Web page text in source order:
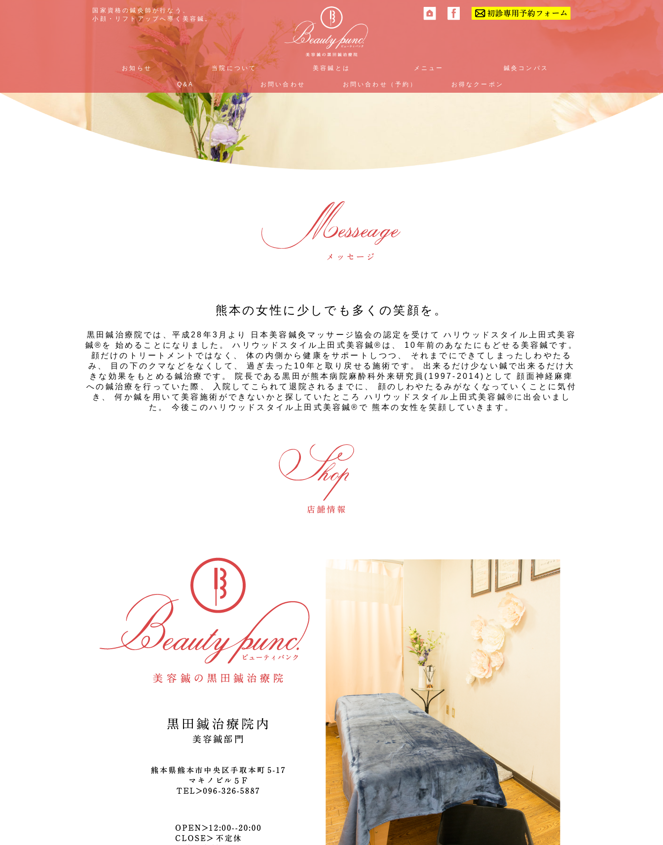
国家資格の鍼灸師が行なう、
小顔・リフトアップへ導く美容鍼。
お知らせ 当院について 美容鍼とは メニュー 鍼灸コンパス
Q&A お問い合わせ お問い合わせ（予約） お得なクーポン
国家資格の鍼灸師が行なう、
小顔・リフトアップへ導く美容鍼。
お知らせ 当院について 美容鍼とは メニュー 鍼灸コンパス
Q&A お問い合わせ お問い合わせ（予約） お得なクーポン
熊本の女性に少しでも多くの笑顔を。
黒田鍼治療院では、平成28年3月より 日本美容鍼灸マッサージ協会の認定を受けて ハリウッドスタイル上田式美容
鍼®を 始めることになりました。 ハリウッドスタイル上田式美容鍼®は、 10年前のあなたにもどせる美容鍼です。
顔だけのトリートメントではなく、 体の内側から健康をサポートしつつ、 それまでにできてしまったしわやたる
み、 目の下のクマなどをなくして、 過ぎ去った10年と取り戻せる施術です。 出来るだけ少ない鍼で出来るだけ大
きな効果をもとめる鍼治療です。
院長である黒田が熊本病院麻酔科外来研究員(1997-2014)として 顔面神経麻痺
への鍼治療を行っていた際、 入院してこられて退院されるまでに、 顔のしわやたるみがなくなっていくことに気付
き、 何か鍼を用いて美容施術ができないかと探していたところ ハリウッドスタイル上田式美容鍼®に出会いまし
た。 今後このハリウッドスタイル上田式美容鍼®で 熊本の女性を笑顔していきます。